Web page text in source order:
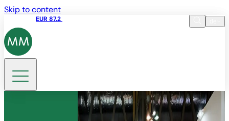
Skip to content
EUR 87.2
DE